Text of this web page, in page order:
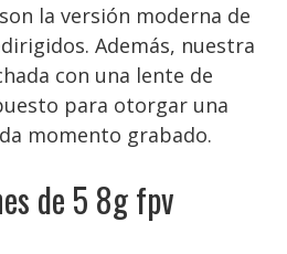
la versión moderna de
Además, nuestra
con una lente de
para otorgar una
momento grabado.
de 5 8g fpv